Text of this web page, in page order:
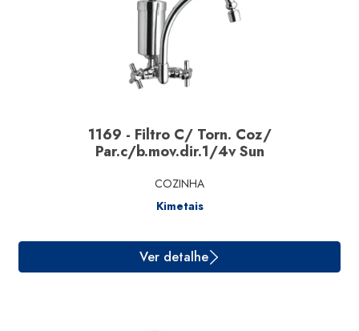
Ver detalhe
1169 - Filtro C/ Torn. Coz/
Par.c/b.mov.dir.1/4v Sun
COZINHA
Kimetais